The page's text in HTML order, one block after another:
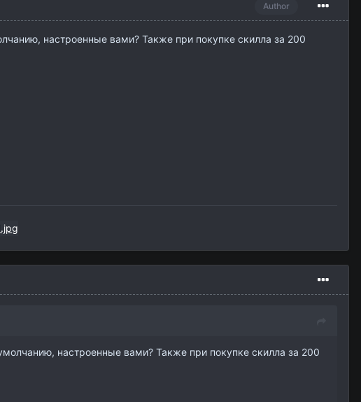
Author
настроенные вами? Также при покупке скилла за 200
настроенные вами? Также при покупке скилла за 200